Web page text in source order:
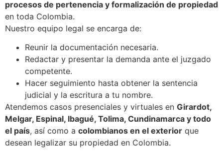
procesos de pertenencia y formalización de propiedad
en toda Colombia.
Nuestro equipo legal se encarga de:
Reunir la documentación necesaria.
Redactar y presentar la demanda ante el juzgado
competente.
Hacer seguimiento hasta obtener la sentencia
judicial y la escritura a tu nombre.
Atendemos casos presenciales y virtuales en Girardot,
Melgar, Espinal, Ibagué, Tolima, Cundinamarca y todo
el país, así como a colombianos en el exterior que
desean legalizar su propiedad en Colombia.